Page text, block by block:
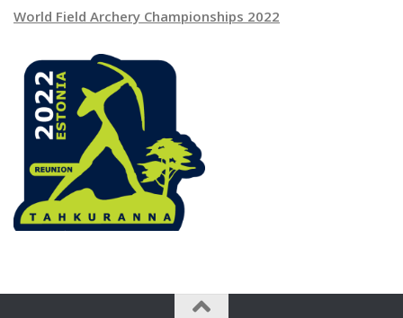
World Field Archery Championships 2022